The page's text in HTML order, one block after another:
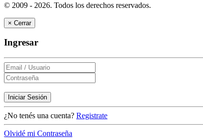
© 2009 - 2026. Todos los derechos reservados.
× Cerrar
Ingresar
Iniciar Sesión
¿No tenés una cuenta? Registrate
Olvidé mi Contraseña